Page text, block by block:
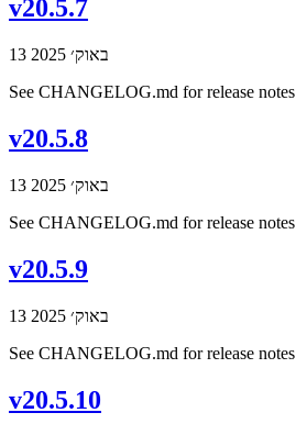
v20.5.7
13 באוק׳ 2025
See CHANGELOG.md for release notes
v20.5.8
13 באוק׳ 2025
See CHANGELOG.md for release notes
v20.5.9
13 באוק׳ 2025
See CHANGELOG.md for release notes
v20.5.10